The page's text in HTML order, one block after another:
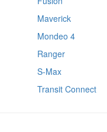
Maverick
Mondeo 4
Ranger
S-Max
Transit Connect